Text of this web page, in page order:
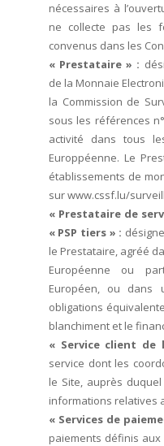
nécessaires à
ne collecte pas les
convenus dans les
« Prestataire » :
de la Monnaie
la Commission de
sous les références
activité dans tous
Europpéenne. Le
établissements de
sur www.cssf.lu/
« Prestataire de
« PSP tiers » :
le Prestataire, agréé
Européenne ou
Européen, ou dans
obligations
blanchiment et le
« Service client de
service dont les
le Site, auprès
informations relatives
« Services de
paiements définis aux